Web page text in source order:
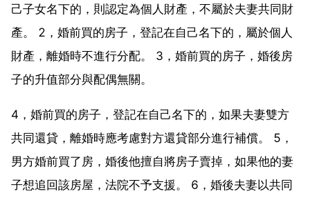
己子女名下的，則認定為個人財產，不屬於夫妻共同財
產。 2，婚前買的房子，登記在自己名下的，屬於個人
財產，離婚時不進行分配。 3，婚前買的房子，婚後房
子的升值部分與配偶無關。
4，婚前買的房子，登記在自己名下的，如果夫妻雙方
共同還貸，離婚時應考慮對方還貸部分進行補償。 5，
男方婚前買了房，婚後他擅自將房子賣掉，如果他的妻
子想追回該房屋，法院不予支援。 6，婚後夫妻以共同